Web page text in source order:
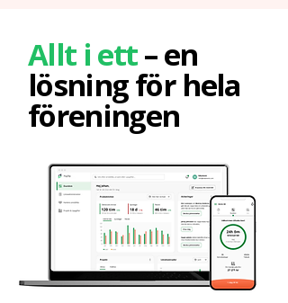
Allt i ett– en
lösning för hela
föreningen